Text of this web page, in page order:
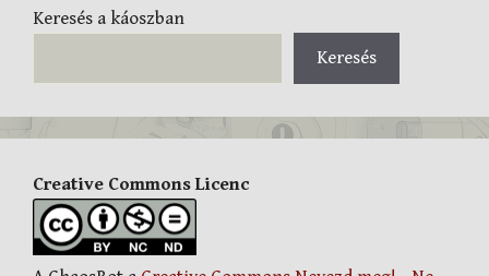
Keresés a káoszban
Keresés
Creative Commons Licenc